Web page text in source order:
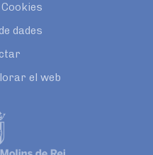
dades
el web